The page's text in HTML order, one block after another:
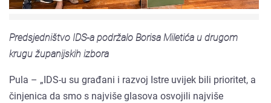
Predsjedništvo IDS-a podržalo Borisa Miletića u drugom
krugu županijskih izbora
Pula – „IDS-u su građani i razvoj Istre uvijek bili prioritet, a
činjenica da smo s najviše glasova osvojili najviše